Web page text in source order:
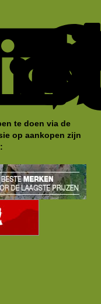
Facebook
te doen via de
op aankopen zijn